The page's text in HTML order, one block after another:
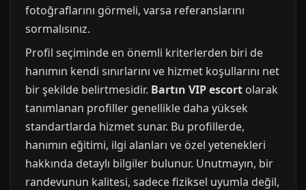
fotoğraflarını görmeli, varsa referanslarını
sormalısınız.
Profil seçiminde en önemli kriterlerden biri de
hanımın kendi sınırlarını ve hizmet koşullarını net
bir şekilde belirtmesidir. Bartın VIP escort olarak
tanımlanan profiller genellikle daha yüksek
standartlarda hizmet sunar. Bu profillerde,
hanımın eğitimi, ilgi alanları ve özel yetenekleri
hakkında detaylı bilgiler bulunur. Unutmayın, bir
randevunun kalitesi, sadece fiziksel uyumla değil,